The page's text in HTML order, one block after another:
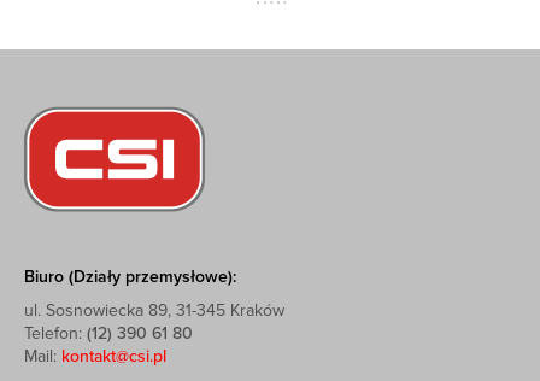
Biuro (Działy przemysłowe):
ul. Sosnowiecka 89, 31-345 Kraków
Telefon: (12) 390 61 80
Mail: kontakt@csi.pl